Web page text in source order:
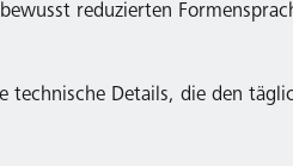
reduzierten
technische Details, die den